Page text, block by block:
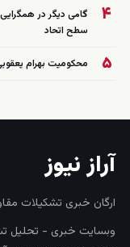
۴
گامی دیگر در
سطح اتحاد
۵ محکومیت بهرام
آراز نیوز
ارگان خبری تشکیلات
وبسایت خبری - تحلیل